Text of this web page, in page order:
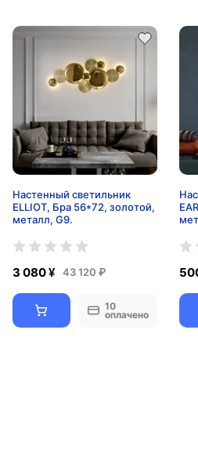
Настенный светильник
ELLIOT, Бра 56*72, золотой,
металл, G9.
3 080 ¥ 43 120 ₽
10
оплачено